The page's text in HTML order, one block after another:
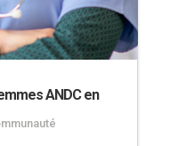
ANDC en